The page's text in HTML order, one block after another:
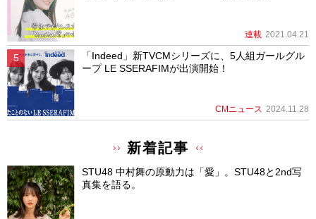
連載 2021.04.21
「Indeed」新TVCMシリーズに、5人組ガールグル
ープ LE SSERAFIMが出演開始！
CMニュース 2024.11.28
新着記事
STU48 中村舞の原動力は「愛」。STU48と2nd写
真集を語る。